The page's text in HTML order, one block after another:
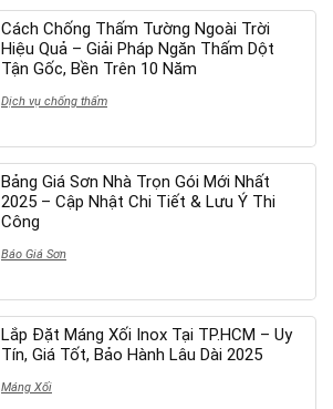
Cách Chống Thấm Tường Ngoài Trời
Hiệu Quả – Giải Pháp Ngăn Thấm Dột
Tận Gốc, Bền Trên 10 Năm
Dịch vụ chống thấm
Bảng Giá Sơn Nhà Trọn Gói Mới Nhất
2025 – Cập Nhật Chi Tiết & Lưu Ý Thi
Công
Báo Giá Sơn
Lắp Đặt Máng Xối Inox Tại TP.HCM – Uy
Tín, Giá Tốt, Bảo Hành Lâu Dài 2025
Máng Xối